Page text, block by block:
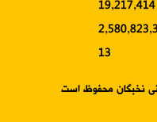
19,217,414
13
نخبگان محفوظ است